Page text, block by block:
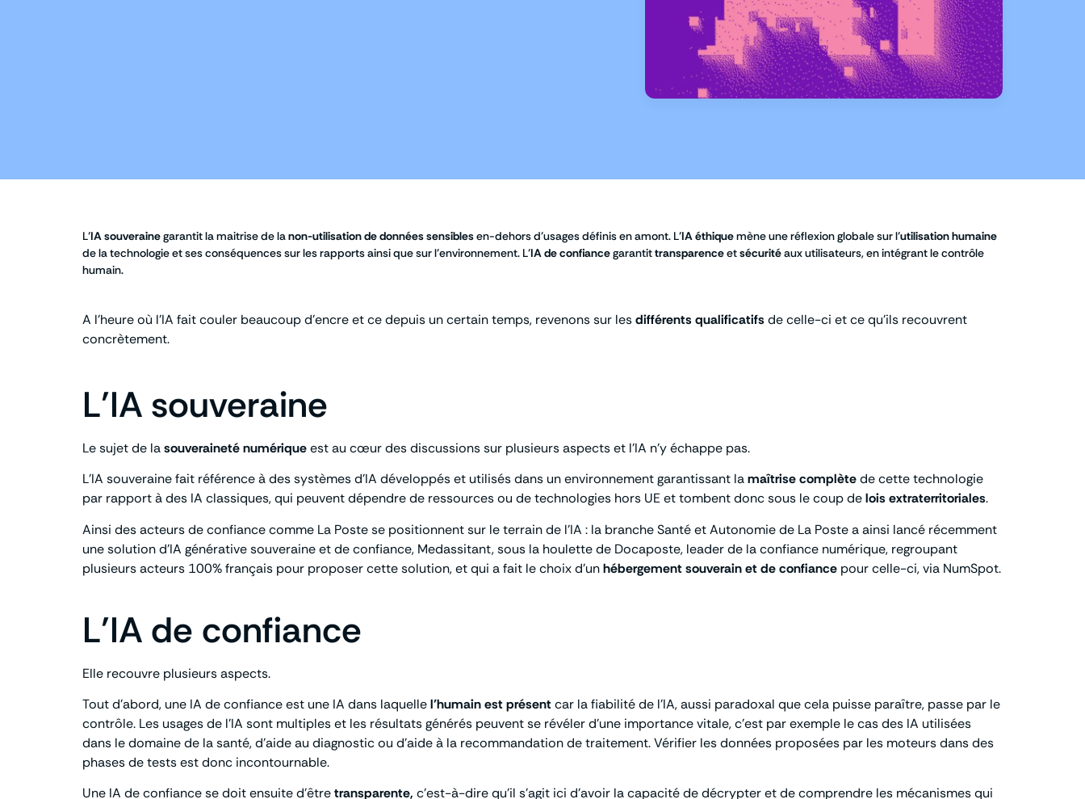
L’IA souverainegarantit la maitrise de lanon-utilisation de données sensiblesen-dehors d’usages définis en amont. L’IA éthiquemène une réflexion globale sur l’utilisation humaine
de la technologie et ses conséquences sur les rapports ainsi que sur l’environnement. L’IA de confiancegarantittransparenceetsécuritéaux utilisateurs, en intégrant le contrôle
humain.
A l’heure où l’IA fait couler beaucoup d’encre et ce depuis un certain temps, revenons sur lesdifférents qualificatifs de celle-ci et ce qu’ils recouvrent
concrètement.
L’IA souveraine
Le sujet de lasouveraineté numériqueest au cœur des discussions sur plusieurs aspects et l’IA n’y échappe pas.
L’IA souveraine fait référence à des systèmes d’IA développés et utilisés dans un environnement garantissant lamaîtrise complètede cette technologie
par rapport à des IA classiques, qui peuvent dépendre de ressources ou de technologies hors UE et tombent donc sous le coup delois extraterritoriales.
Ainsi des acteurs de confiance comme La Poste se positionnent sur le terrain de l’IA : la branche Santé et Autonomie de La Poste a ainsi lancé récemment
une solution d’IA générative souveraine et de confiance, Medassitant, sous la houlette de Docaposte, leader de la confiance numérique, regroupant
plusieurs acteurs 100% français pour proposer cette solution, et qui a fait le choix d’unhébergement souverain et de confiance pour celle-ci, via NumSpot.
L’IA de confiance
Elle recouvre plusieurs aspects.
Tout d’abord, une IA de confiance est une IA dans laquellel’humain est présentcar la fiabilité de l’IA, aussi paradoxal que cela puisse paraître, passe par le
contrôle. Les usages de l’IA sont multiples et les résultats générés peuvent se révéler d’une importance vitale, c’est par exemple le cas des IA utilisées
dans le domaine de la santé, d’aide au diagnostic ou d’aide à la recommandation de traitement. Vérifier les données proposées par les moteurs dans des
phases de tests est donc incontournable.
Une IA de confiance se doit ensuite d’êtretransparente, c’est-à-dire qu’il s’agit ici d’avoir la capacité de décrypter et de comprendre les mécanismes qui